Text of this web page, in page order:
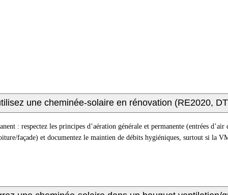
une cheminée-solaire en rénovation (RE2020,
: respectez les principes d’aération générale et permanente (entrées
façade) et documentez le maintien de débits hygiéniques, surtout si la